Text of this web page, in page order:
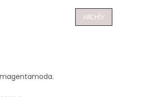
ARCHÍV
magentamoda.